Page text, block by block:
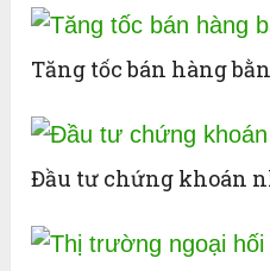
Tăng tốc bán hàng
Đầu tư chứng khoán